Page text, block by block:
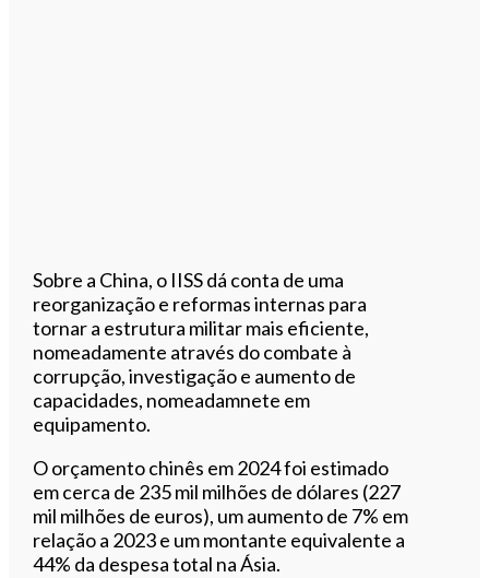
Sobre a China, o IISS dá conta de uma
reorganização e reformas internas para
tornar a estrutura militar mais eficiente,
nomeadamente através do combate à
corrupção, investigação e aumento de
capacidades, nomeadamnete em
equipamento.
O orçamento chinês em 2024 foi estimado
em cerca de 235 mil milhões de dólares (227
mil milhões de euros), um aumento de 7% em
relação a 2023 e um montante equivalente a
44% da despesa total na Ásia.